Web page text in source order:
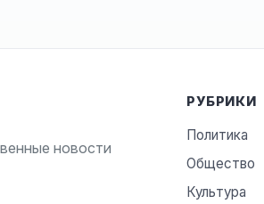
новости
РУБРИКИ
Политика
Общество
Культура